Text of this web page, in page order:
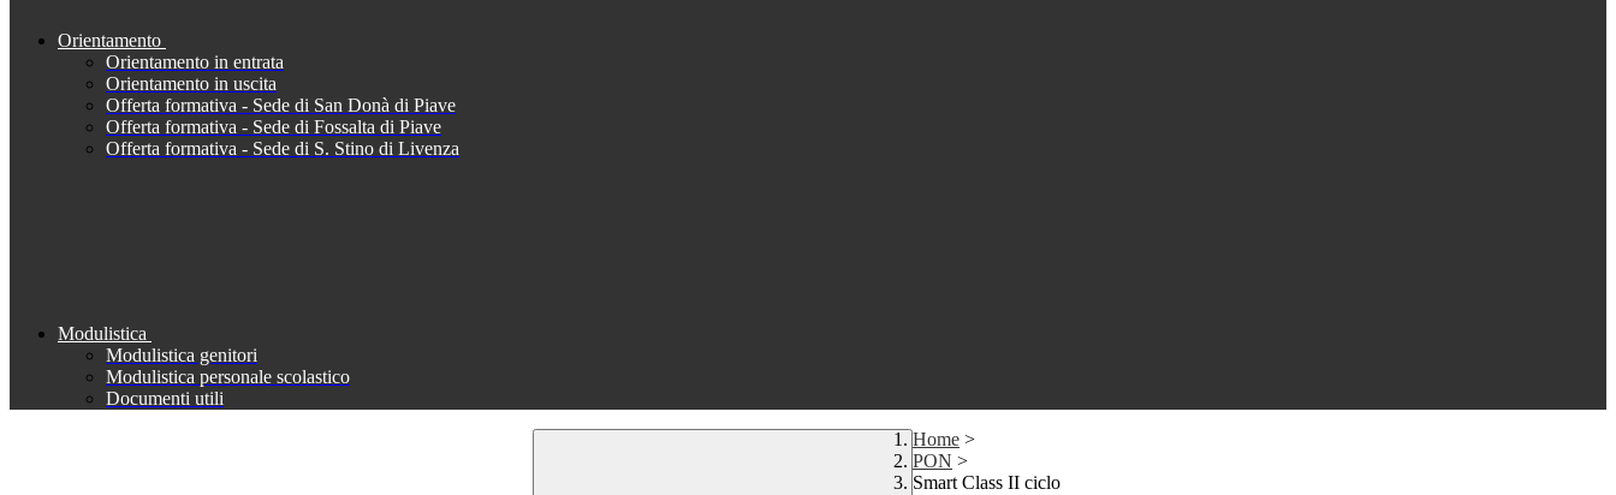
Orientamento
Orientamento in entrata
Orientamento in uscita
Offerta formativa - Sede di San Donà di Piave
Offerta formativa - Sede di Fossalta di Piave
Offerta formativa - Sede di S. Stino di Livenza
Modulistica
Modulistica genitori
Modulistica personale scolastico
Documenti utili
Home >
PON >
Smart Class II ciclo